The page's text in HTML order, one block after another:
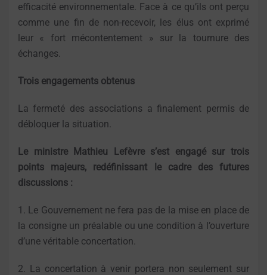
efficacité environnementale. Face à ce qu’ils ont perçu
comme une fin de non-recevoir, les élus ont exprimé
leur « fort mécontentement » sur la tournure des
échanges.
Trois engagements obtenus
La fermeté des associations a finalement permis de
débloquer la situation.
Le ministre Mathieu Lefèvre s’est engagé sur trois
points majeurs, redéfinissant le cadre des futures
discussions :
1. Le Gouvernement ne fera pas de la mise en place de
la consigne un préalable ou une condition à l’ouverture
d’une véritable concertation.
2. La concertation à venir portera non seulement sur